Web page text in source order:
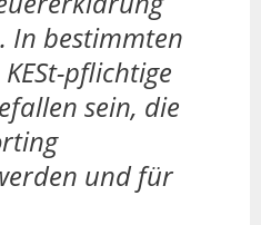
In bestimmten
pflichtige
sein, die
und für